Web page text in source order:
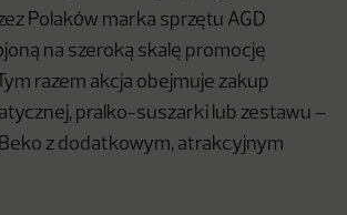
Polaków marka sprzętu AGD
na szeroką skalę promocję
razem akcja obejmuje zakup
pralko-suszarki lub zestawu –
z dodatkowym, atrakcyjnym